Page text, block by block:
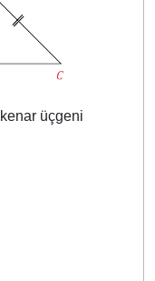
üçgeni